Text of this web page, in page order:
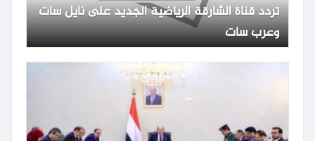
تردد قناة الشارقة الرياضية الجديد على نايل سات
وعرب سات